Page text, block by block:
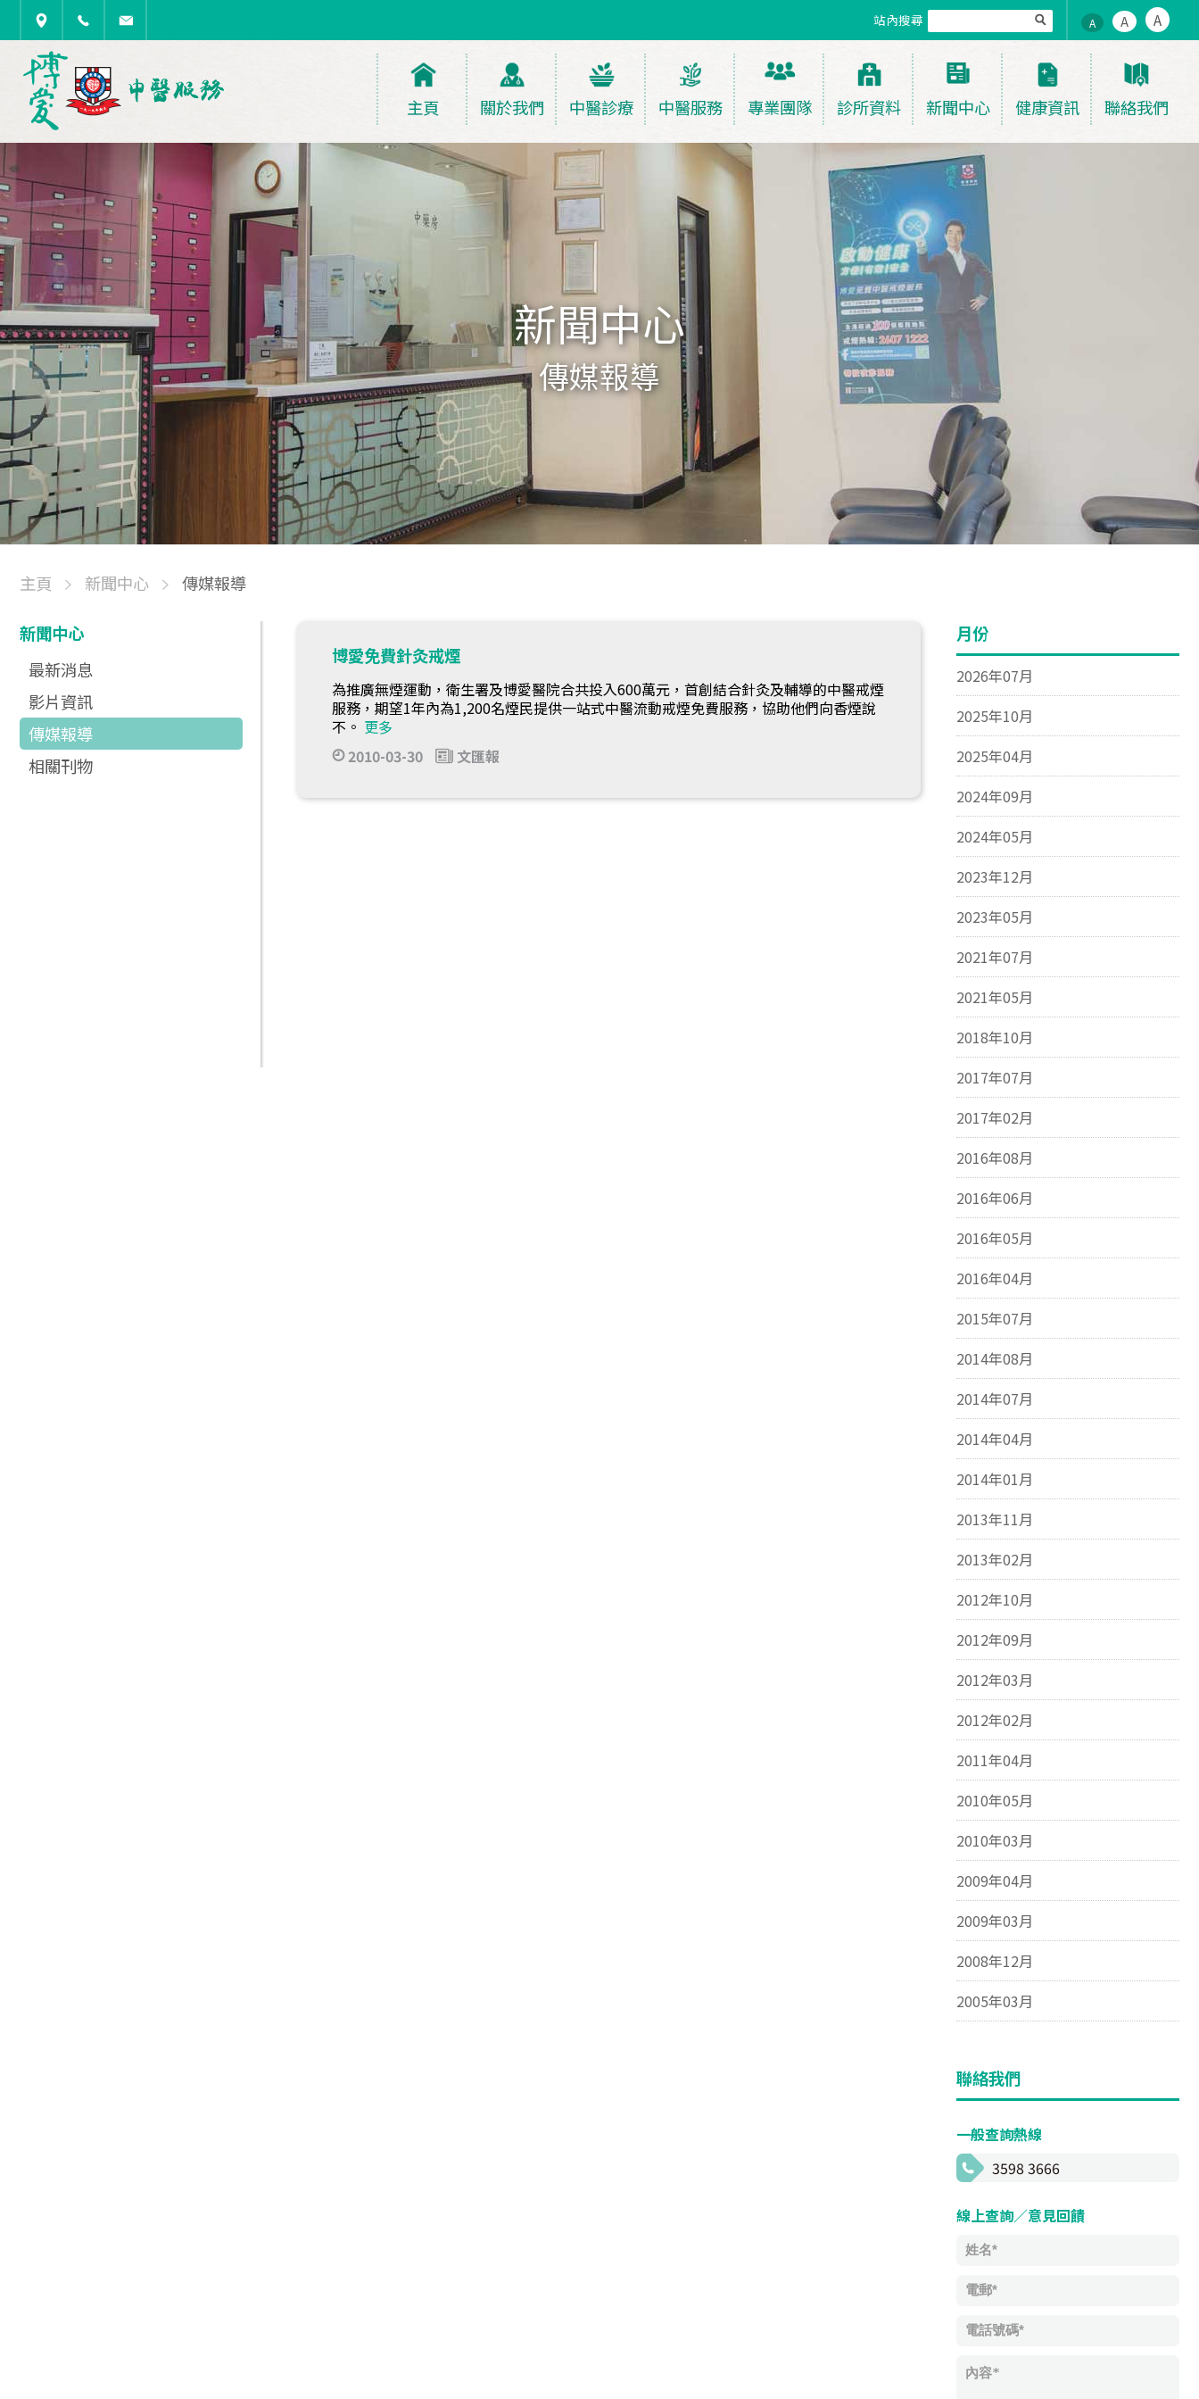
站內搜尋 A A A
主頁 關於我們 中醫診療 中醫服務 專業團隊 診所資料 新聞中心 健康資訊 聯絡我們
新聞中心
傳媒報導
主頁 新聞中心 傳媒報導
新聞中心
最新消息
影片資訊
傳媒報導
相關刊物
博愛免費針灸戒煙
為推廣無煙運動，衛生署及博愛醫院合共投入600萬元，首創結合針灸及輔導的中醫戒煙
服務，期望1年內為1,200名煙民提供一站式中醫流動戒煙免費服務，協助他們向香煙說
不。 更多
2010-03-30
文匯報
月份
2026年07月
2025年10月
2025年04月
2024年09月
2024年05月
2023年12月
2023年05月
2021年07月
2021年05月
2018年10月
2017年07月
2017年02月
2016年08月
2016年06月
2016年05月
2016年04月
2015年07月
2014年08月
2014年07月
2014年04月
2014年01月
2013年11月
2013年02月
2012年10月
2012年09月
2012年03月
2012年02月
2011年04月
2010年05月
2010年03月
2009年04月
2009年03月
2008年12月
2005年03月
聯絡我們
一般查詢熱線
3598 3666
線上查詢／意見回饋